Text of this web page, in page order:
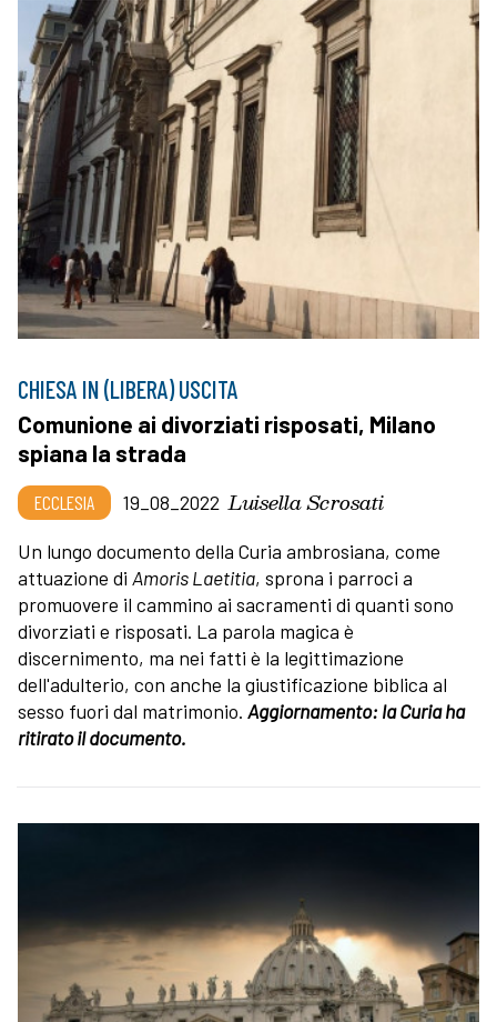
CHIESA IN (LIBERA) USCITA
Comunione ai divorziati risposati, Milano
spiana la strada
ECCLESIA 19_08_2022 Luisella Scrosati
Un lungo documento della Curia ambrosiana, come
attuazione di Amoris Laetitia, sprona i parroci a
promuovere il cammino ai sacramenti di quanti sono
divorziati e risposati. La parola magica è
discernimento, ma nei fatti è la legittimazione
dell'adulterio, con anche la giustificazione biblica al
sesso fuori dal matrimonio. Aggiornamento: la Curia ha
ritirato il documento.